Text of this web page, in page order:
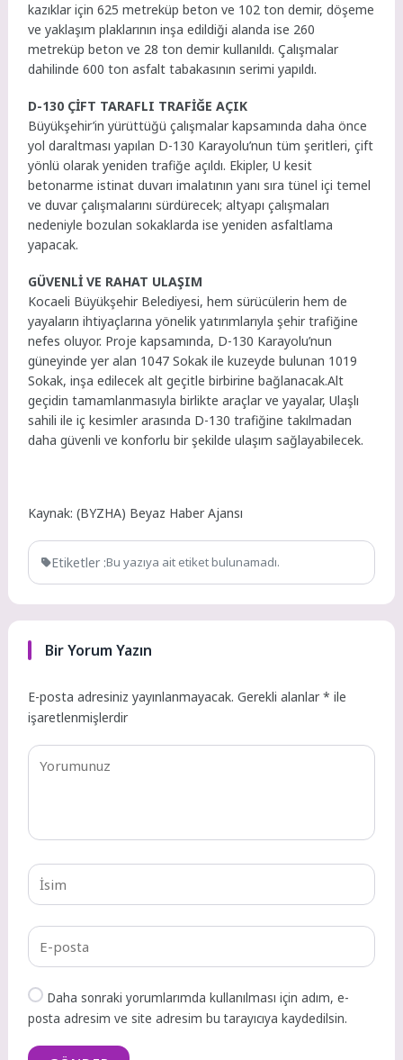
kazıklar için 625 metreküp beton ve 102 ton demir, döşeme
ve yaklaşım plaklarının inşa edildiği alanda ise 260
metreküp beton ve 28 ton demir kullanıldı. Çalışmalar
dahilinde 600 ton asfalt tabakasının serimi yapıldı.
D-130 ÇİFT TARAFLI TRAFİĞE AÇIK
Büyükşehir’in yürüttüğü çalışmalar kapsamında daha önce
yol daraltması yapılan D-130 Karayolu’nun tüm şeritleri, çift
yönlü olarak yeniden trafiğe açıldı. Ekipler, U kesit
betonarme istinat duvarı imalatının yanı sıra tünel içi temel
ve duvar çalışmalarını sürdürecek; altyapı çalışmaları
nedeniyle bozulan sokaklarda ise yeniden asfaltlama
yapacak.
GÜVENLİ VE RAHAT ULAŞIM
Kocaeli Büyükşehir Belediyesi, hem sürücülerin hem de
yayaların ihtiyaçlarına yönelik yatırımlarıyla şehir trafiğine
nefes oluyor. Proje kapsamında, D-130 Karayolu’nun
güneyinde yer alan 1047 Sokak ile kuzeyde bulunan 1019
Sokak, inşa edilecek alt geçitle birbirine bağlanacak.Alt
geçidin tamamlanmasıyla birlikte araçlar ve yayalar, Ulaşlı
sahili ile iç kesimler arasında D-130 trafiğine takılmadan
daha güvenli ve konforlu bir şekilde ulaşım sağlayabilecek.
Kaynak: (BYZHA) Beyaz Haber Ajansı
Etiketler :Bu yazıya ait etiket bulunamadı.
Bir Yorum Yazın
E-posta adresiniz yayınlanmayacak. Gerekli alanlar* ile
işaretlenmişlerdir
Daha sonraki yorumlarımda kullanılması için adım, e-
posta adresim ve site adresim bu tarayıcıya kaydedilsin.